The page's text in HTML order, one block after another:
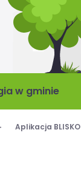
w gminie
Aplikacja BLISKO